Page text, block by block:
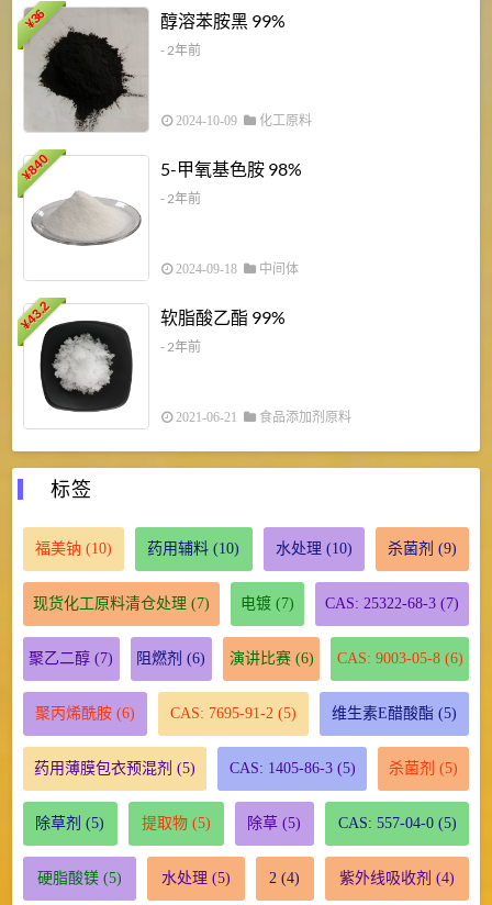
¥
36 醇溶苯胺黑 99%
- 2年前
2024-10-09 化工原料
¥
840 5-甲氧基色胺 98%
- 2年前
2024-09-18 中间体
¥
43.2 软脂酸乙酯 99%
- 2年前
2021-06-21 食品添加剂原料
标签
福美钠 (10) 药用辅料 (10) 水处理 (10) 杀菌剂 (9)
现货化工原料清仓处理 (7) 电镀 (7) CAS: 25322-68-3 (7)
聚乙二醇 (7) 阻燃剂 (6) 演讲比赛(6) CAS: 9003-05-8(6)
聚丙烯酰胺(6) CAS: 7695-91-2 (5) 维生素E醋酸酯 (5)
药用薄膜包衣预混剂 (5) CAS: 1405-86-3(5) 杀菌剂 (5)
除草剂 (5) 提取物(5) 除草 (5) CAS: 557-04-0(5)
硬脂酸镁(5) 水处理 (5) 2 (4) 紫外线吸收剂 (4)